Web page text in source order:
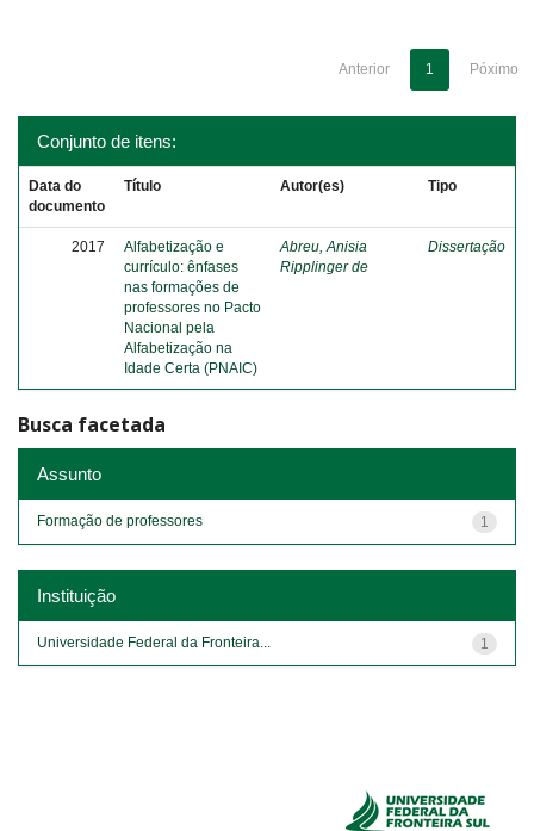
Anterior 1 Póximo
Conjunto de itens:
Data do
documento
Título Autor(es) Tipo
2017
Alfabetização e
currículo: ênfases
nas formações de
professores no Pacto
Nacional pela
Alfabetização na
Idade Certa (PNAIC)
Abreu, Anisia
Ripplinger de
Dissertação
Busca facetada
Assunto
1
Formação de professores
Instituição
1
Universidade Federal da Fronteira...